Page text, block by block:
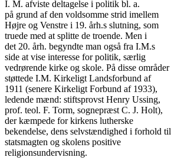
I. M. afviste deltagelse i politik bl. a.
på grund af den voldsomme strid imellem
Højre og Venstre i 19. årh.s slutning, som
truede med at splitte de troende. Men i
det 20. årh. begyndte man også fra I.M.s
side at vise interesse for politik, særlig
vedrørende kirke og skole. På disse områder
støttede I.M. Kirkeligt Landsforbund af
1911 (senere Kirkeligt Forbund af 1933),
ledende mænd: stiftsprovst Henry Ussing,
prof. teol. F. Torm, sognepræst C. J. Holt),
der kæmpede for kirkens lutherske
bekendelse, dens selvstændighed i forhold til
statsmagten og skolens positive
religionsundervisning.